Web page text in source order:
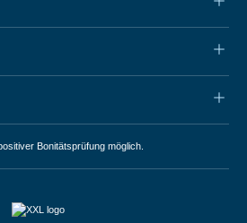
Bonitätsprüfung möglich.